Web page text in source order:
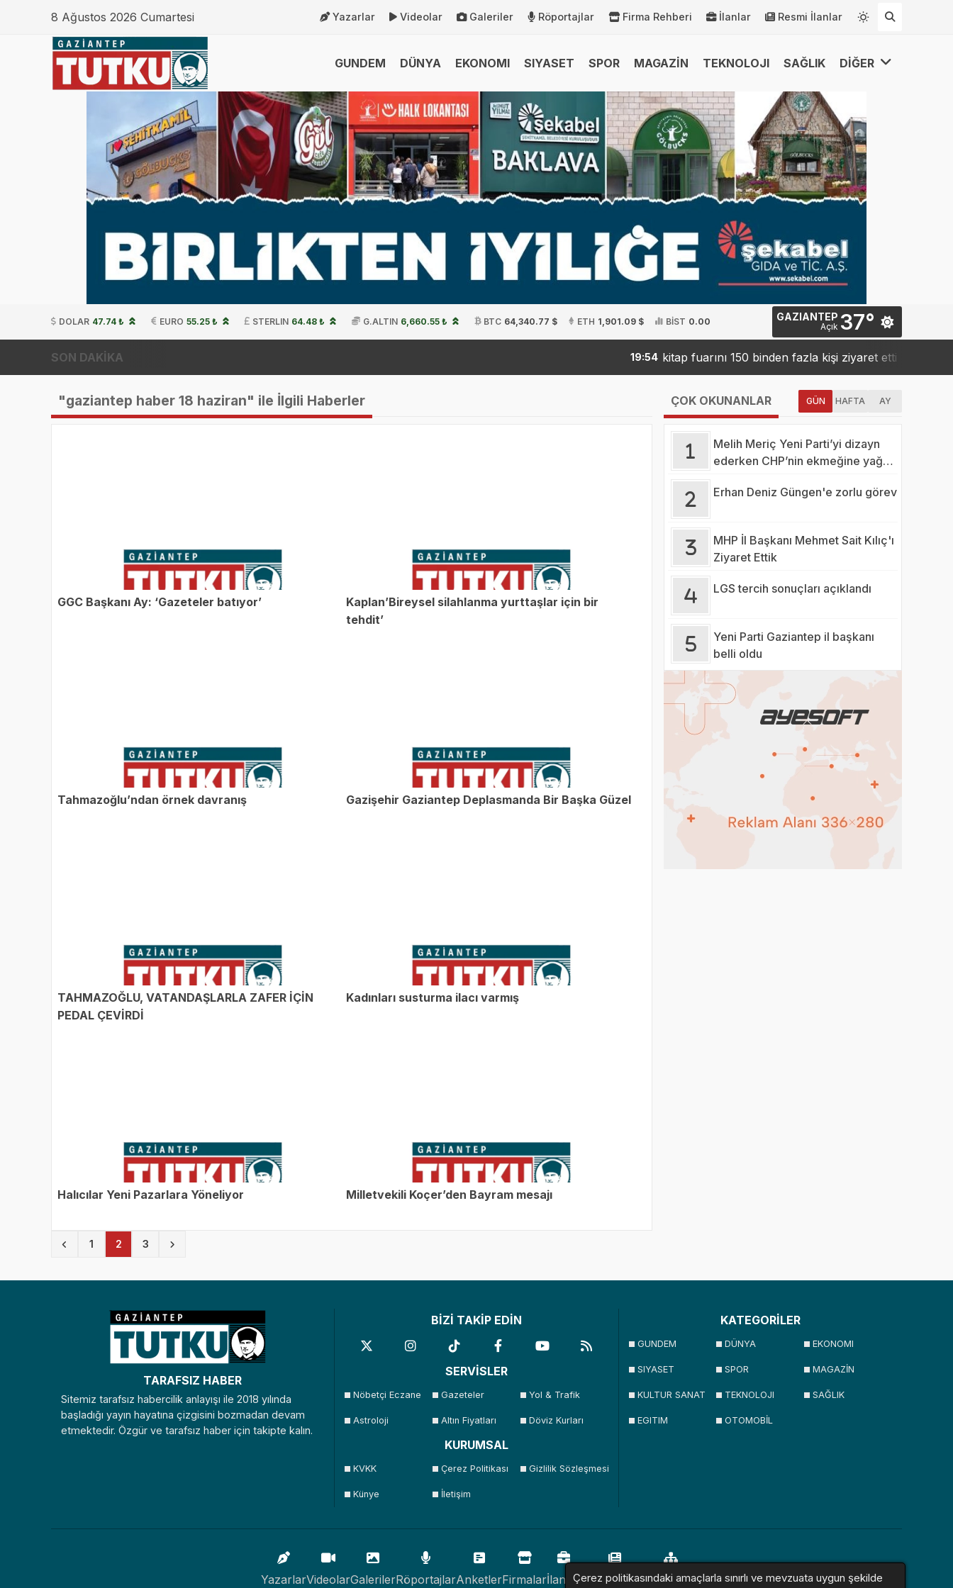
8 Ağustos 2026 Cumartesi Yazarlar Videolar Galeriler Röportajlar Firma Rehberi İlanlar Resmi İlanlar
GUNDEM DÜNYA EKONOMI SIYASET SPOR MAGAZİN TEKNOLOJI SAĞLIK DİĞER
DOLAR 47.74 ₺ EURO 55.25 ₺ STERLIN 64.48 ₺ G.ALTIN 6,660.55 ₺ BTC 64,340.77 $ ETH 1,901.09 $ BİST 0.00 GAZIANTEP
Açık 37°
SON DAKİKA 19:54 kitap fuarını 150 binden fazla kişi ziyaret etti 19:42
"gaziantep haber 18 haziran" ile İlgili Haberler
GGC Başkanı Ay: ‘Gazeteler batıyor’
Kaplan’Bireysel silahlanma yurttaşlar için bir
tehdit’
Tahmazoğlu’ndan örnek davranış Gazişehir Gaziantep Deplasmanda Bir Başka Güzel
TAHMAZOĞLU, VATANDAŞLARLA ZAFER İÇİN
PEDAL ÇEVİRDİ
Kadınları susturma ilacı varmış
Halıcılar Yeni Pazarlara Yöneliyor Milletvekili Koçer’den Bayram mesajı
1 2(current)
3
ÇOK OKUNANLAR GÜN HAFTA AY
Melih Meriç Yeni Parti’yi dizayn
ederken CHP’nin ekmeğine yağ
Erhan Deniz Güngen'e zorlu görev
MHP İl Başkanı Mehmet Sait Kılıç'ı
Ziyaret Ettik
LGS tercih sonuçları açıklandı
Yeni Parti Gaziantep il başkanı
belli oldu
TARAFSIZ HABER
Sitemiz tarafsız habercilik anlayışı ile 2018 yılında
başladığı yayın hayatına çizgisini bozmadan devam
etmektedir. Özgür ve tarafsız haber için takipte kalın.
BİZİ TAKİP EDİN
SERVİSLER
Nöbetçi Eczane Gazeteler Yol & Trafik
Astroloji Altın Fiyatları Döviz Kurları
KURUMSAL
KVKK Çerez Politikası Gizlilik Sözleşmesi
Künye İletişim
KATEGORİLER
GUNDEM DÜNYA EKONOMI
SIYASET SPOR MAGAZİN
KULTUR SANAT TEKNOLOJI SAĞLIK
EGITIM OTOMOBİL
YazarlarVideolarGalerilerRöportajlarAnketlerFirmalarİlanlarResmi İlanlarSitemap
Çerez politikasındaki amaçlarla sınırlı ve mevzuata uygun şekilde